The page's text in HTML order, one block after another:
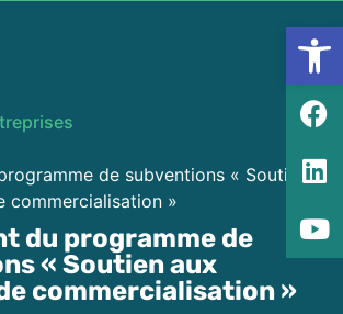
de subventions « Soutien
commercialisation »
du programme de
« Soutien aux
commercialisation »